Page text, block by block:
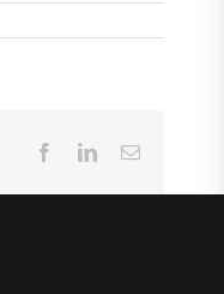
FacebookLinkedInEmail